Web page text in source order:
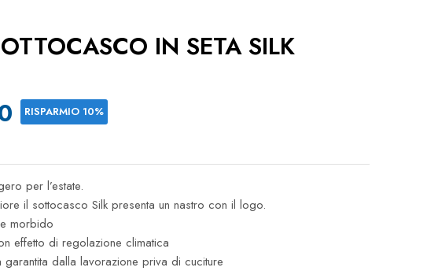
IN SETA SILK
RISPARMIO 10%
per l’estate.
il sottocasco Silk presenta un nastro con il logo.
morbido
effetto di regolazione climatica
garantita dalla lavorazione priva di cuciture